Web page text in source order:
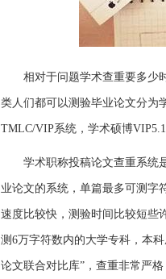
相对于问题学术查重要多少
类人们都可以测验毕业论文分为
TMLC/VIP系统，学术硕博
学术职称投稿论文查重系统
业论文的系统，单篇最多可测字
速度比较快，测验时间比较短些
测6万字符数内的大学专科，本
论文联合对比库”，查重非常严